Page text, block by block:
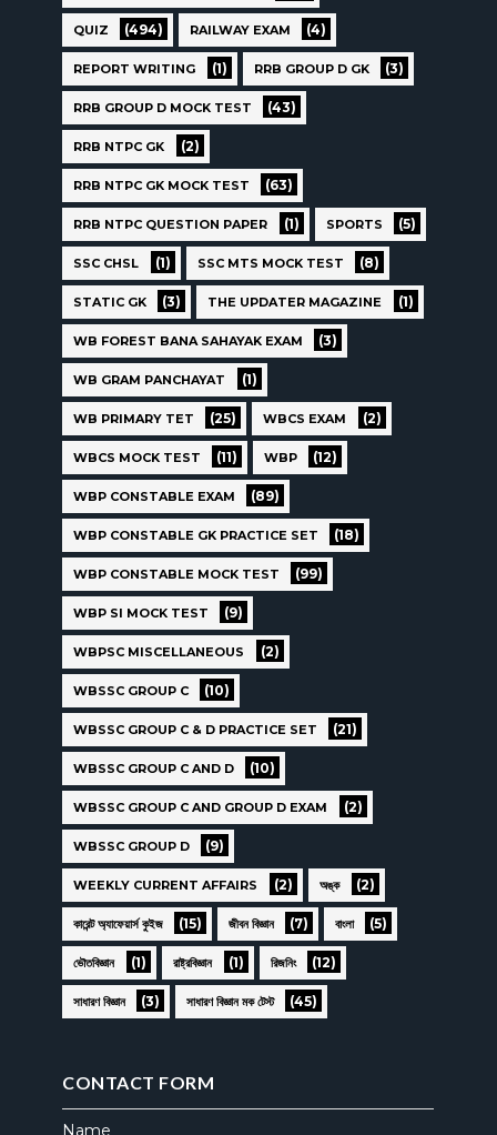
QUIZ (494) RAILWAY EXAM (4)
REPORT WRITING (1) RRB GROUP D GK (3)
RRB GROUP D MOCK TEST (43)
RRB NTPC GK (2)
RRB NTPC GK MOCK TEST (63)
RRB NTPC QUESTION PAPER (1) SPORTS (5)
SSC CHSL (1) SSC MTS MOCK TEST (8)
STATIC GK (3) THE UPDATER MAGAZINE (1)
WB FOREST BANA SAHAYAK EXAM (3)
WB GRAM PANCHAYAT (1)
WB PRIMARY TET (25) WBCS EXAM (2)
WBCS MOCK TEST (11) WBP (12)
WBP CONSTABLE EXAM (89)
WBP CONSTABLE GK PRACTICE SET (18)
WBP CONSTABLE MOCK TEST (99)
WBP SI MOCK TEST (9)
WBPSC MISCELLANEOUS (2)
WBSSC GROUP C (10)
WBSSC GROUP C & D PRACTICE SET (21)
WBSSC GROUP C AND D (10)
WBSSC GROUP C AND GROUP D EXAM (2)
WBSSC GROUP D (9)
WEEKLY CURRENT AFFAIRS (2) অঙ্ক (2)
কারেন্ট অ্যাফেয়ার্স কুইজ (15) জীবন বিজ্ঞান (7) বাংলা (5)
ভৌতবিজ্ঞান (1) রাষ্ট্রবিজ্ঞান (1) রিজনিং (12)
সাধারণ বিজ্ঞান (3) সাধারণ বিজ্ঞান মক টেস্ট (45)
CONTACT FORM
Name